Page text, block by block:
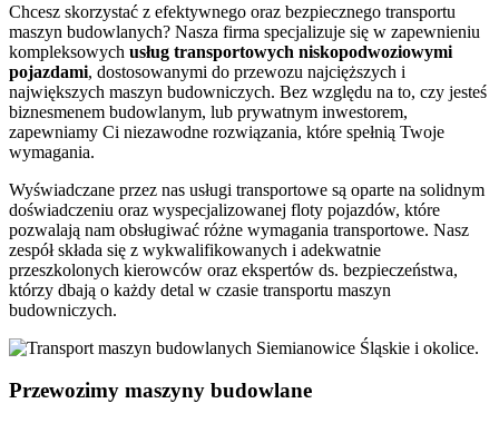
Chcesz skorzystać z efektywnego oraz bezpiecznego transportu
maszyn budowlanych? Nasza firma specjalizuje się w zapewnieniu
kompleksowych usług transportowych niskopodwoziowymi
pojazdami, dostosowanymi do przewozu najcięższych i
największych maszyn budowniczych. Bez względu na to, czy jesteś
biznesmenem budowlanym, lub prywatnym inwestorem,
zapewniamy Ci niezawodne rozwiązania, które spełnią Twoje
wymagania.
Wyświadczane przez nas usługi transportowe są oparte na solidnym
doświadczeniu oraz wyspecjalizowanej floty pojazdów, które
pozwalają nam obsługiwać różne wymagania transportowe. Nasz
zespół składa się z wykwalifikowanych i adekwatnie
przeszkolonych kierowców oraz ekspertów ds. bezpieczeństwa,
którzy dbają o każdy detal w czasie transportu maszyn
budowniczych.
Przewozimy maszyny budowlane